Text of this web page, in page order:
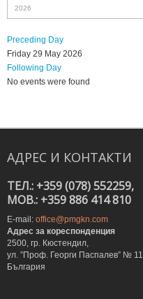
Preceding Day
Friday 29 May 2026
Following Day
No events were found
АДРЕС И КОНТАКТИ
ТЕЛ.: +359 (078) 552259,
MOB.: +359 886 414 810
E-mail: office@pmgkn.com
Адрес за кореспонденция
2500, гр. Кюстендил,
ул. ”Проф. Георги Паспалев” № 11
България